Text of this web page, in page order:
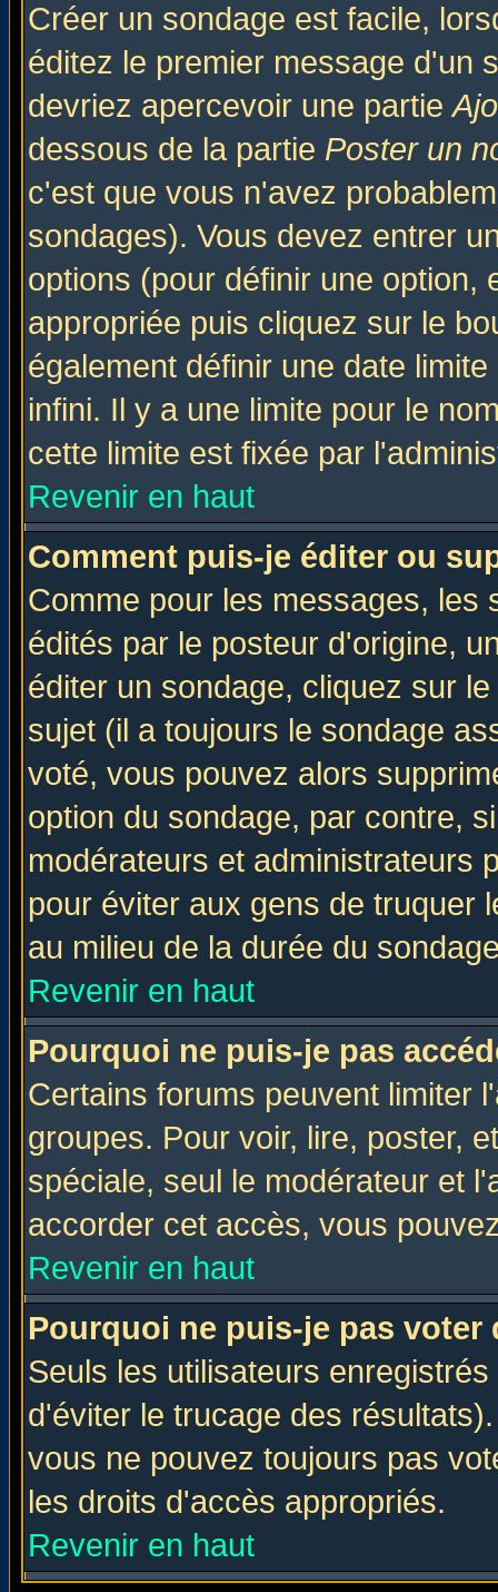
Créer un sondage est facile,
éditez le premier message d'un
devriez apercevoir une partie
dessous de la partie Poster un
c'est que vous n'avez
sondages). Vous devez entrer
options (pour définir une option,
appropriée puis cliquez sur le
également définir une date
infini. Il y a une limite pour le
cette limite est fixée par
Revenir en haut
Comment puis-je éditer ou
Comme pour les messages, les
édités par le posteur d'origine,
éditer un sondage, cliquez sur
sujet (il a toujours le sondage
voté, vous pouvez alors
option du sondage, par contre,
modérateurs et administrateurs
pour éviter aux gens de truquer
au milieu de la durée du
Revenir en haut
Pourquoi ne puis-je pas
Certains forums peuvent limiter
groupes. Pour voir, lire, poster,
spéciale, seul le modérateur et
accorder cet accès, vous
Revenir en haut
Pourquoi ne puis-je pas voter
Seuls les utilisateurs
d'éviter le trucage des
vous ne pouvez toujours pas
les droits d'accès appropriés.
Revenir en haut